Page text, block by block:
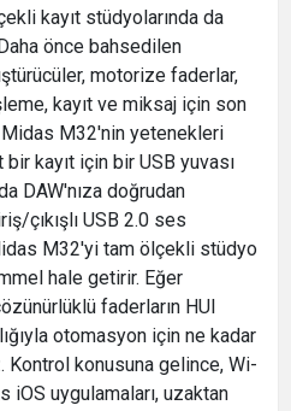
kayıt stüdyolarında da
önce bahsedilen
motorize faderlar,
kayıt ve miksaj için son
Midas M32'nin yetenekleri
kayıt için bir USB yuvası
DAW'nıza doğrudan
çıkışlı USB 2.0 ses
M32'yi tam ölçekli stüdyo
hale getirir. Eğer
faderların HUI
otomasyon için ne kadar
Kontrol konusuna gelince, Wi-
iOS uygulamaları, uzaktan